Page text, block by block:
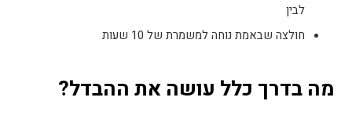
לבין
חולצה שבאמת נוחה למשמרת של 10 שעות
מה בדרך כלל עושה את ההבדל?